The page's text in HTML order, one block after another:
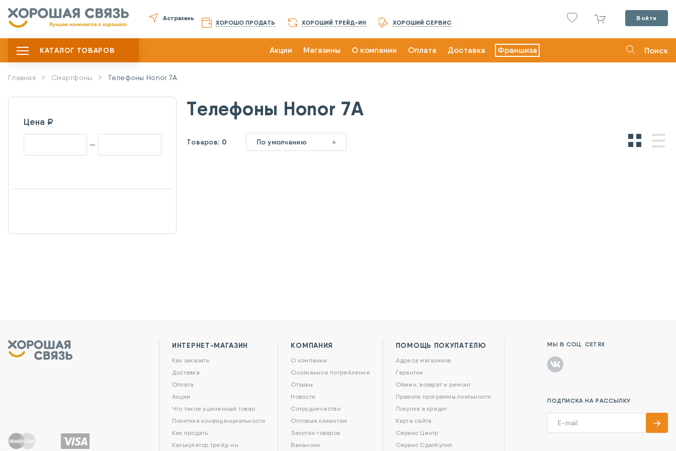
Астрахань
ХОРОШО ПРОДАТЬ ХОРОШИЙ ТРЕЙД-ИН ХОРОШИЙ СЕРВИС
Войти
КАТАЛОГ ТОВАРОВ Акции Магазины О компании Оплата Доставка Франшиза Поиск
Главная Смартфоны Телефоны Honor 7A
Цена ₽
Телефоны Honor 7A
Товаров: 0 По умолчанию
ИНТЕРНЕТ-МАГАЗИН
Как заказать
Доставка
Оплата
Акции
Что такое уцененный товар
Политика конфиденциальности
Как продать
Калькулятор трейд-ин
КОМПАНИЯ
О компании
Осознанное потребление
Отзывы
Новости
Сотрудничество
Оптовым клиентам
Закупки товаров
Вакансии
ПОМОЩЬ ПОКУПАТЕЛЮ
Адреса магазинов
Гарантии
Обмен, возврат и ремонт
Правила программы лояльности
Покупка в кредит
Карта сайта
Сервис Центр
Сервис СдалКупил
МЫ В СОЦ. СЕТЯХ
ПОДПИСКА НА РАССЫЛКУ